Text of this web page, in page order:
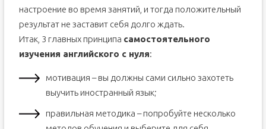
настроение во время занятий, и тогда положительный
результат не заставит себя долго ждать.
Итак, 3 главных принципа самостоятельного
изучения английского с нуля:
мотивация – вы должны сами сильно захотеть
выучить иностранный язык;
правильная методика – попробуйте несколько